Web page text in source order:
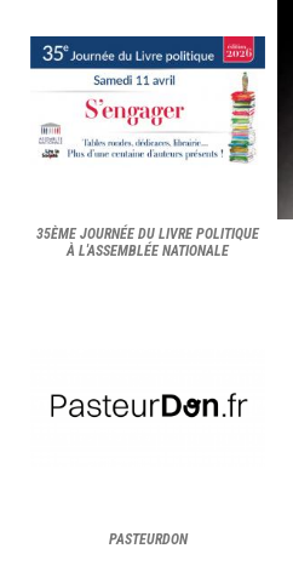
35ÈME JOURNÉE DU LIVRE POLITIQUE
À L'ASSEMBLÉE NATIONALE
PASTEURDON